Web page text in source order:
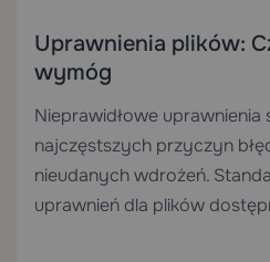
Uprawnienia plików:
wymóg
Nieprawidłowe uprawnienia
najczęstszych przyczyn
nieudanych wdrożeń.
uprawnień dla plików